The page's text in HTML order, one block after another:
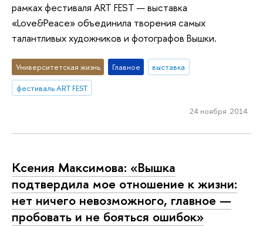
рамках фестиваля ART FEST — выставка
«Love&Peace» объединила творения самых
талантливых художников и фотографов Вышки.
Университетская жизнь Главное
выставка
фестиваль ART FEST
24 ноября 2014
Ксения Максимова: «Вышка
подтвердила мое отношение к жизни:
нет ничего невозможного, главное —
пробовать и не бояться ошибок»